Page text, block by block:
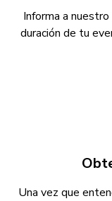
Informa a
duración de tu
Una vez que